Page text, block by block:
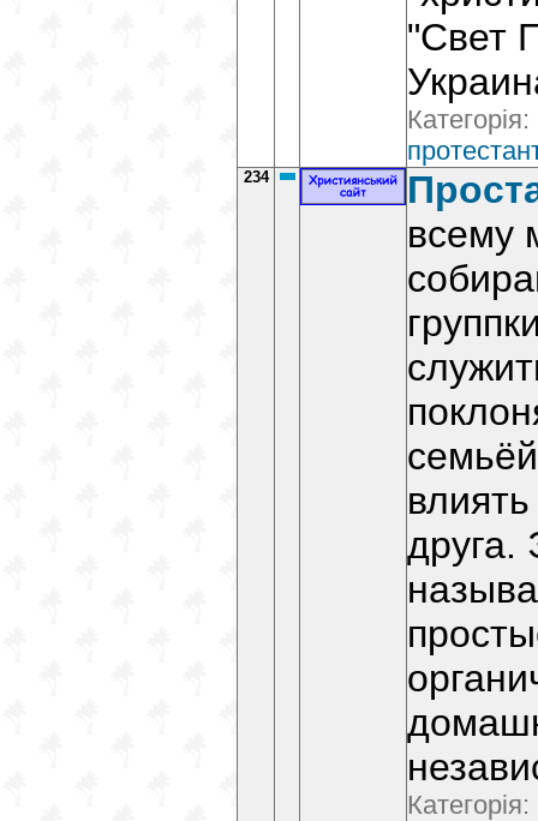
"Свет
Категорія:
234
всему
друга.
Категорія: